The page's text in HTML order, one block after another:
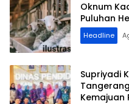
Oknum
Puluhan
Headline
Supriyadi
Kemajuan